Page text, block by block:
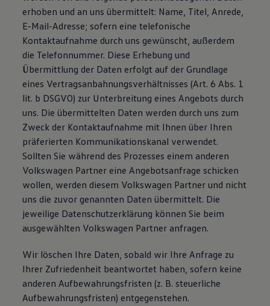
erhoben und an uns übermittelt: Name, Titel, Anrede,
E-Mail-Adresse; sofern eine telefonische
Kontaktaufnahme durch uns gewünscht, außerdem
die Telefonnummer. Diese Erhebung und
Übermittlung der Daten erfolgt auf der Grundlage
eines Vertragsanbahnungsverhältnisses (Art. 6 Abs. 1
lit. b DSGVO) zur Unterbreitung eines Angebots durch
uns. Die übermittelten Daten werden durch uns zum
Zweck der Kontaktaufnahme mit Ihnen über Ihren
präferierten Kommunikationskanal verwendet.
Sollten Sie während des Prozesses einem anderen
Volkswagen Partner eine Angebotsanfrage schicken
wollen, werden diesem Volkswagen Partner und nicht
uns die zuvor genannten Daten übermittelt. Die
jeweilige Datenschutzerklärung können Sie beim
ausgewählten Volkswagen Partner anfragen.
Wir löschen Ihre Daten, sobald wir Ihre Anfrage zu
Ihrer Zufriedenheit beantwortet haben, sofern keine
anderen Aufbewahrungsfristen (z. B. steuerliche
Aufbewahrungsfristen) entgegenstehen.